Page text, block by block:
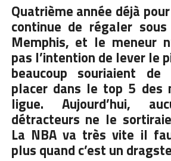
Quatrième année déjà
continue de régaler
Memphis, et le meneur
pas l’intention de lever le
beaucoup souriaient de
placer dans le top 5 des
ligue. Aujourd’hui,
détracteurs ne le
La NBA va très vite il
plus quand c’est un